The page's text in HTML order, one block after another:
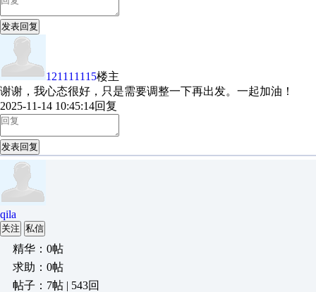
发表回复
121111115楼主
谢谢，我心态很好，只是需要调整一下再出发。一起加油！
2025-11-14 10:45:14回复
发表回复
qila
关注 私信
精华：0帖
求助：0帖
帖子：7帖 | 543回